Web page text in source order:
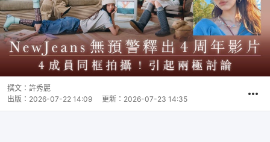
撰文： 許秀麗
出版： 2026-07-22 14:09 更新： 2026-07-23 14:35